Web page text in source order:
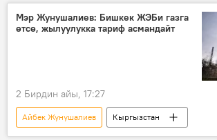
Мэр Жунушалиев: Бишкек ЖЭБи газга
өтсө, жылуулукка тариф асмандайт
2 Бирдин айы, 17:27
Айбек Жунушалиев
Кыргызстан
Бишкек
ЖЭБ
ыш